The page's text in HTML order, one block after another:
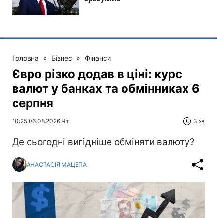
Головна » Бізнес » Фінанси
Євро різко додав в ціні: курс
валют у банках та обмінниках 6
серпня
10:25 06.08.2026 Чт 3 хв
Де сьогодні вигідніше обміняти валюту?
АНАСТАСІЯ МАЦЕПА